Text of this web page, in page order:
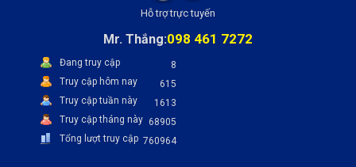
Hỗ trợ trực tuyến
Mr. Thắng:098 461 7272
Đang truy cập
8
Truy cập hôm nay
615
Truy cập tuần này
1613
Truy cập tháng này 68905
Tổng lượt truy cập 760964